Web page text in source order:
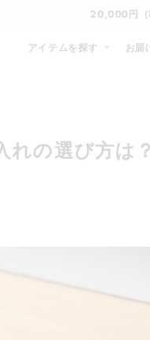
20,000円（
アイテムを探す お届
れの選び方